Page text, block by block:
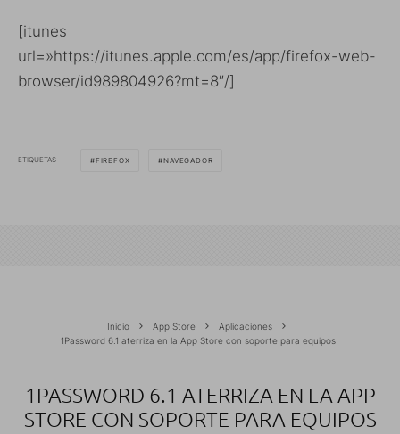
[itunes
url=»https://itunes.apple.com/es/app/firefox-web-
browser/id989804926?mt=8″/]
ETIQUETAS FIREFOX NAVEGADOR
Inicio App Store
Aplicaciones
1Password 6.1 aterriza en la App Store con soporte para equipos
1PASSWORD 6.1 ATERRIZA EN LA APP
STORE CON SOPORTE PARA EQUIPOS